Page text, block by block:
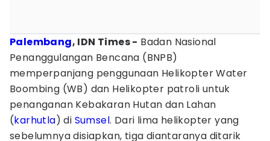
Palembang, IDN Times - Badan Nasional
Penanggulangan Bencana (BNPB)
memperpanjang penggunaan Helikopter Water
Boombing (WB) dan Helikopter patroli untuk
penanganan Kebakaran Hutan dan Lahan
(karhutla) di Sumsel. Dari lima helikopter yang
sebelumnya disiapkan, tiga diantaranya ditarik